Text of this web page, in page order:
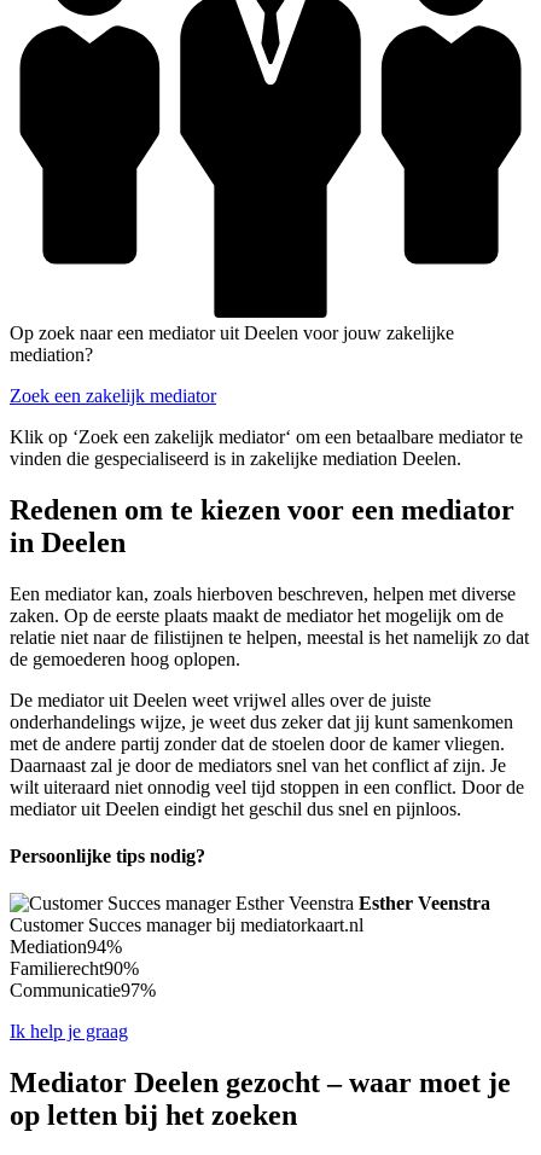
Op zoek naar een mediator uit Deelen voor jouw zakelijke
mediation?
Zoek een zakelijk mediator
Klik op ‘Zoek een zakelijk mediator‘ om een betaalbare mediator te
vinden die gespecialiseerd is in zakelijke mediation Deelen.
Redenen om te kiezen voor een mediator
in Deelen
Een mediator kan, zoals hierboven beschreven, helpen met diverse
zaken. Op de eerste plaats maakt de mediator het mogelijk om de
relatie niet naar de filistijnen te helpen, meestal is het namelijk zo dat
de gemoederen hoog oplopen.
De mediator uit Deelen weet vrijwel alles over de juiste
onderhandelings wijze, je weet dus zeker dat jij kunt samenkomen
met de andere partij zonder dat de stoelen door de kamer vliegen.
Daarnaast zal je door de mediators snel van het conflict af zijn. Je
wilt uiteraard niet onnodig veel tijd stoppen in een conflict. Door de
mediator uit Deelen eindigt het geschil dus snel en pijnloos.
Persoonlijke tips nodig?
Esther Veenstra
Customer Succes manager bij mediatorkaart.nl
Mediation94%
Familierecht90%
Communicatie97%
Ik help je graag
Mediator Deelen gezocht – waar moet je
op letten bij het zoeken